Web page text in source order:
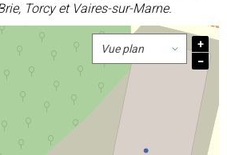
Torcy et Vaires-sur-Marne.
+
−